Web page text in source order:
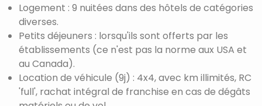
Logement : 9 nuitées dans des hôtels de catégories
diverses.
Petits déjeuners : lorsqu'ils sont offerts par les
établissements (ce n'est pas la norme aux USA et
au Canada).
Location de véhicule (9j) : 4x4, avec km illimités, RC
'full', rachat intégral de franchise en cas de dégâts